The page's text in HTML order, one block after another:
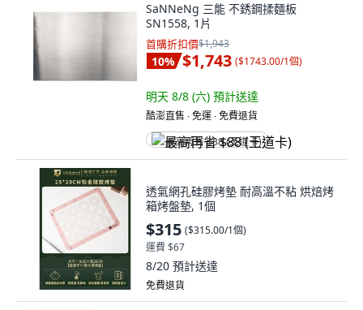
SaNNeNg 三能 不銹鋼揉麵板
SN1558, 1片
首購折扣價$1,943
10% $1,743 ($1743.00/1個)
明天 8/8 (六) 預計送達
酷澎直售 ∙ 免運 ∙ 免費退貨
最高再省 $88 (王道卡)
透氣網孔硅膠烤墊 耐高溫不粘 烘焙烤
箱烤盤墊, 1個
$315 ($315.00/1個)
運費 $67
8/20 預計送達
免費退貨